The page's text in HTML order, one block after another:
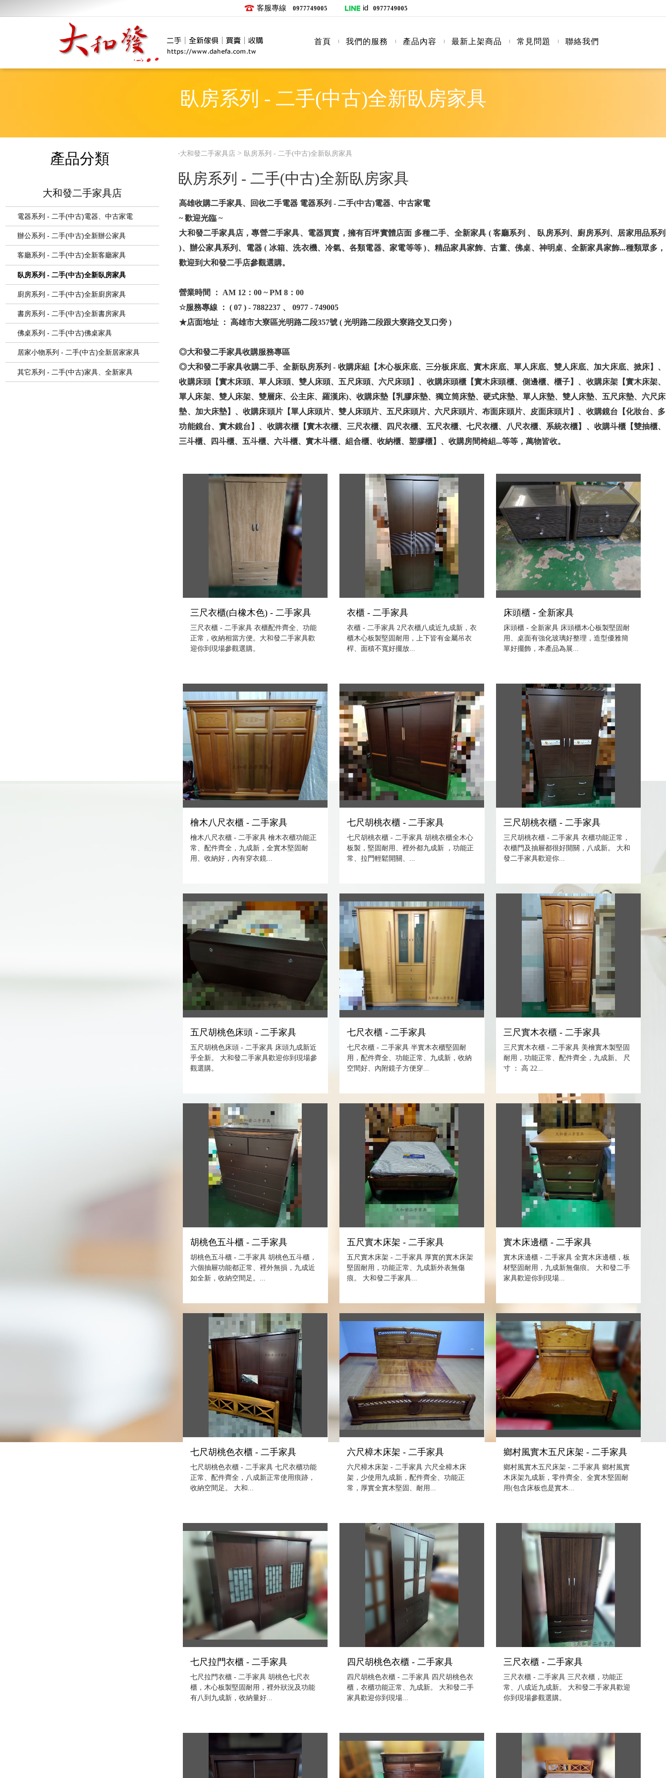
客服專線 0977749005 id 0977749005
首頁 我們的服務 產品內容 最新上架商品 常見問題 聯絡我們
臥房系列 - 二手(中古)全新臥房家具
產品分類
大和發二手家具店
電器系列 - 二手(中古)電器、中古家電
辦公系列 - 二手(中古)全新辦公家具
客廳系列 - 二手(中古)全新客廳家具
臥房系列 - 二手(中古)全新臥房家具
廚房系列 - 二手(中古)全新廚房家具
書房系列 - 二手(中古)全新書房家具
佛桌系列 - 二手(中古)佛桌家具
居家小物系列 - 二手(中古)全新居家家具
其它系列 - 二手(中古)家具、全新家具
‧大和發二手家具店 > 臥房系列 - 二手(中古)全新臥房家具
臥房系列 - 二手(中古)全新臥房家具
高雄收購二手家具、回收二手電器 電器系列 - 二手(中古)電器、中古家電
~ 歡迎光臨 ~
大和發二手家具店，專營二手家具、電器買賣，擁有百坪實體店面 多種二手、全新家具 ( 客廳系列 、 臥房系列、廚房系列、居家用品系列
)、辦公家具系列、電器 ( 冰箱、洗衣機、冷氣、各類電器、家電等等 )、精品家具家飾、古董、佛桌、神明桌、全新家具家飾...種類眾多，
歡迎到大和發二手店參觀選購。
營業時間 ： AM 12：00 ~ PM 8：00
☆服務專線 ： ( 07 ) - 7882237 、 0977 - 749005
★店面地址 ： 高雄市大寮區光明路二段357號 ( 光明路二段跟大寮路交叉口旁 )
◎大和發二手家具收購服務專區
◎大和發二手家具收購二手、全新臥房系列 - 收購床組【木心板床底、三分板床底、實木床底、單人床底、雙人床底、加大床底、掀床】、
收購床頭【實木床頭、單人床頭、雙人床頭、五尺床頭、六尺床頭】、收購床頭櫃【實木床頭櫃、側邊櫃、櫃子】、收購床架【實木床架、
單人床架、雙人床架、雙層床、公主床、羅漢床)、收購床墊【乳膠床墊、獨立筒床墊、硬式床墊、單人床墊、雙人床墊、五尺床墊、六尺床
墊、加大床墊】、收購床頭片【單人床頭片、雙人床頭片、五尺床頭片、六尺床頭片、布面床頭片、皮面床頭片】、收購鏡台【化妝台、多
功能鏡台、實木鏡台】、收購衣櫃【實木衣櫃、三尺衣櫃、四尺衣櫃、五尺衣櫃、七尺衣櫃、八尺衣櫃、系統衣櫃】、收購斗櫃【雙抽櫃、
三斗櫃、四斗櫃、五斗櫃、六斗櫃、實木斗櫃、組合櫃、收納櫃、塑膠櫃】、收購房間椅組...等等，萬物皆收。
三尺衣櫃(白橡木色) - 二手家具
三尺衣櫃 - 二手家具 衣櫃配件齊全、功能
正常，收納相當方便。大和發二手家具歡
迎你到現場參觀選購。
衣櫃 - 二手家具
衣櫃 - 二手家具 2尺衣櫃八成近九成新，衣
櫃木心板製堅固耐用，上下皆有金屬吊衣
桿、面積不寬好擺放...
床頭櫃 - 全新家具
床頭櫃 - 全新家具 床頭櫃木心板製堅固耐
用、桌面有強化玻璃好整理，造型優雅簡
單好擺飾，本產品為展...
檜木八尺衣櫃 - 二手家具
檜木八尺衣櫃 - 二手家具 檜木衣櫃功能正
常、配件齊全，九成新，全實木堅固耐
用、收納好，內有穿衣鏡...
七尺胡桃衣櫃 - 二手家具
七尺胡桃衣櫃 - 二手家具 胡桃衣櫃全木心
板製，堅固耐用、裡外都九成新 ，功能正
常、拉門輕鬆開關、...
三尺胡桃衣櫃 - 二手家具
三尺胡桃衣櫃 - 二手家具 衣櫃功能正常，
衣櫃門及抽屜都很好開關，八成新。 大和
發二手家具歡迎你...
五尺胡桃色床頭 - 二手家具
五尺胡桃色床頭 - 二手家具 床頭九成新近
乎全新。 大和發二手家具歡迎你到現場參
觀選購。
七尺衣櫃 - 二手家具
七尺衣櫃 - 二手家具 半實木衣櫃堅固耐
用，配件齊全、功能正常、九成新，收納
空間好、內附鏡子方便穿...
三尺實木衣櫃 - 二手家具
三尺實木衣櫃 - 二手家具 美檜實木製堅固
耐用，功能正常、配件齊全，九成新。 尺
寸 ： 高 22...
胡桃色五斗櫃 - 二手家具
胡桃色五斗櫃 - 二手家具 胡桃色五斗櫃，
六個抽屜功能都正常、裡外無損，九成近
如全新，收納空間足。...
五尺實木床架 - 二手家具
五尺實木床架 - 二手家具 厚實的實木床架
堅固耐用，功能正常、九成新外表無傷
痕。 大和發二手家具...
實木床邊櫃 - 二手家具
實木床邊櫃 - 二手家具 全實木床邊櫃，板
材堅固耐用，九成新無傷痕。 大和發二手
家具歡迎你到現場...
七尺胡桃色衣櫃 - 二手家具
七尺胡桃色衣櫃 - 二手家具 七尺衣櫃功能
正常、配件齊全，八成新正常使用痕跡，
收納空間足。 大和...
六尺樟木床架 - 二手家具
六尺樟木床架 - 二手家具 六尺全樟木床
架，少使用九成新，配件齊全、功能正
常，厚實全實木堅固、耐用...
鄉村風實木五尺床架 - 二手家具
鄉村風實木五尺床架 - 二手家具 鄉村風實
木床架九成新，零件齊全、全實木堅固耐
用(包含床板也是實木...
七尺拉門衣櫃 - 二手家具
七尺拉門衣櫃 - 二手家具 胡桃色七尺衣
櫃，木心板製堅固耐用，裡外狀況及功能
有八到九成新，收納量好...
四尺胡桃色衣櫃 - 二手家具
四尺胡桃色衣櫃 - 二手家具 四尺胡桃色衣
櫃，衣櫃功能正常、九成新。 大和發二手
家具歡迎你到現場...
三尺衣櫃 - 二手家具
三尺衣櫃 - 二手家具 三尺衣櫃，功能正
常、八成近九成新。 大和發二手家具歡迎
你到現場參觀選購。